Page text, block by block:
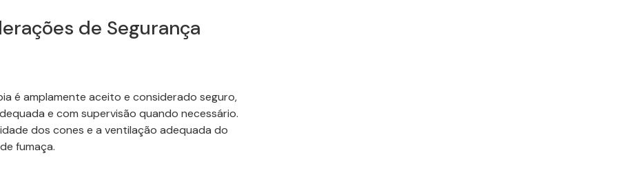
de Segurança
é amplamente aceito e considerado seguro,
e com supervisão quando necessário.
dos cones e a ventilação adequada do
fumaça.